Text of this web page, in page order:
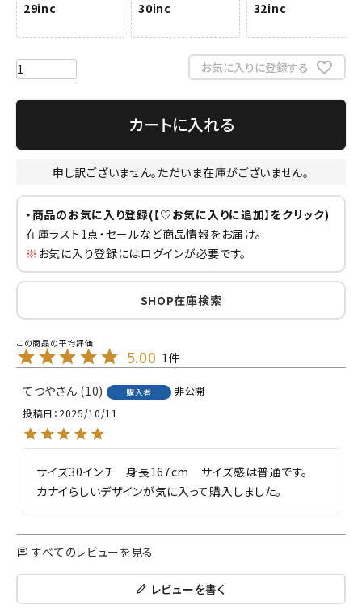
29inc 30inc 32inc
お気に入りに登録する
カートに入れる
申し訳ございません。ただいま在庫がございません。
・商品のお気に入り登録(【♡お気に入りに追加】をクリック)
在庫ラスト1点・セールなど商品情報をお届け。
※ お気に入り登録にはログインが必要です。
SHOP在庫検索
5.00 1
てつや 10 購入者
非公開
投稿日 2025/10/11
サイズ30インチ　身長167cm　サイズ感は普通です。
カナイらしいデザインが気に入って購入しました。
すべてのレビューを見る
レビューを書く